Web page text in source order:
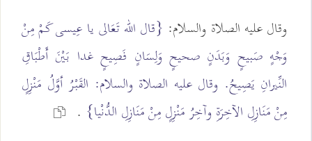
وقال عليه الصلاة والسلام: {قال الله تَعَالى يا عِيسى كَمْ مِنْ
وَجْهٍ صَبيحٍ وَبَدَنٍ صحيحٍ وَلِسَانٍ فَصِيحٍ غدا بَيْنَ أَطْبَاقِ
النِّيرانِ يَصِيحُ. وقال عليه الصلاة والسلام: القَبْرُ أوَّلُ مَنْزِلٍ
مِنْ مَنَازِلِ الآخِرَةِ وآخِرُ مَنْزِلٍ مِنْ مَنَازِلِ الدُّنْيا} .